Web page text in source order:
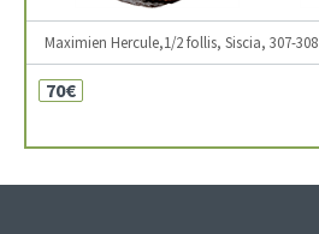
Maximien Hercule,1/2 follis, Siscia, 307-308
70€